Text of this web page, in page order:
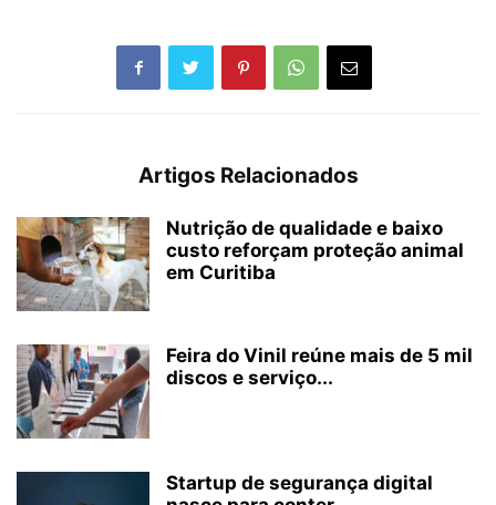
Artigos Relacionados
Nutrição de qualidade e baixo
custo reforçam proteção animal
em Curitiba
Feira do Vinil reúne mais de 5 mil
discos e serviço...
Startup de segurança digital